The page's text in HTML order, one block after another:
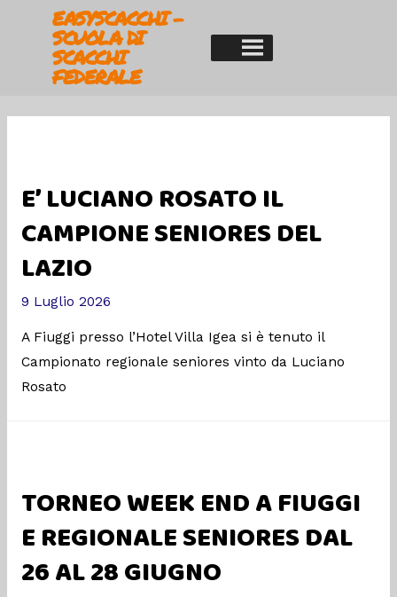
EASYSCACCHI -
SCUOLA DI
SCACCHI
FEDERALE
E’ LUCIANO ROSATO IL
CAMPIONE SENIORES DEL
LAZIO
9 Luglio 2026
A Fiuggi presso l’Hotel Villa Igea si è tenuto il
Campionato regionale seniores vinto da Luciano
Rosato
TORNEO WEEK END A FIUGGI
E REGIONALE SENIORES DAL
26 AL 28 GIUGNO